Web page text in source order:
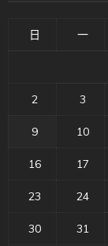
日 一
2 3
9 10
16 17
23 24
30 31